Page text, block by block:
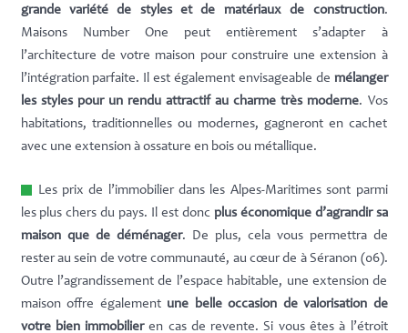
grande variété de styles et de matériaux de construction.
Maisons Number One peut entièrement s’adapter à
l’architecture de votre maison pour construire une extension à
l’intégration parfaite. Il est également envisageable de mélanger
les styles pour un rendu attractif au charme très moderne. Vos
habitations, traditionnelles ou modernes, gagneront en cachet
avec une extension à ossature en bois ou métallique.
Les prix de l’immobilier dans les Alpes-Maritimes sont parmi
les plus chers du pays. Il est donc plus économique d’agrandir sa
maison que de déménager. De plus, cela vous permettra de
rester au sein de votre communauté, au cœur de à Séranon (06).
Outre l’agrandissement de l’espace habitable, une extension de
maison offre égalementune belle occasion de valorisation de
votre bien immobilieren cas de revente. Si vous êtes à l’étroit